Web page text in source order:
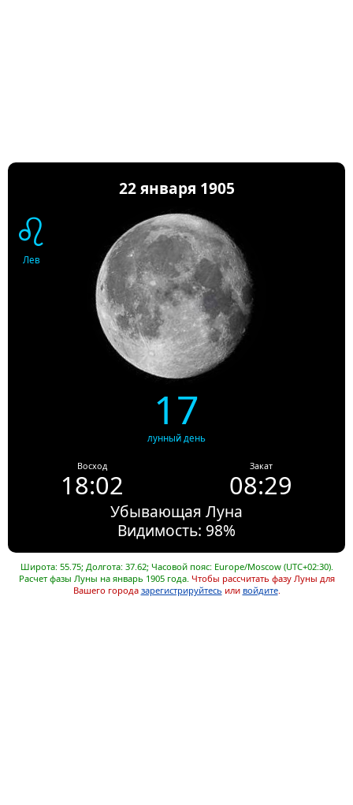
22 января 1905
♌
Лев
17
лунный день
Восход
18:02
Закат
08:29
Убывающая Луна
Видимость: 98%
Широта: 55.75; Долгота: 37.62; Часовой пояс: Europe/Moscow (UTC+02:30).
Расчет фазы Луны на январь 1905 года. Чтобы рассчитать фазу Луны для
Вашего города зарегистрируйтесь или войдите.